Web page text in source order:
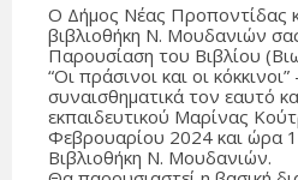
Ο Δήμος Νέας Προποντίδας
βιβλιοθήκη Ν. Μουδανιών
Παρουσίαση του Βιβλίου
“Οι πράσινοι και οι
συναισθηματικά τον εαυτό
εκπαιδευτικού Μαρίνας
Φεβρουαρίου 2024 και ώρα
Βιβλιοθήκη Ν. Μουδανιών.